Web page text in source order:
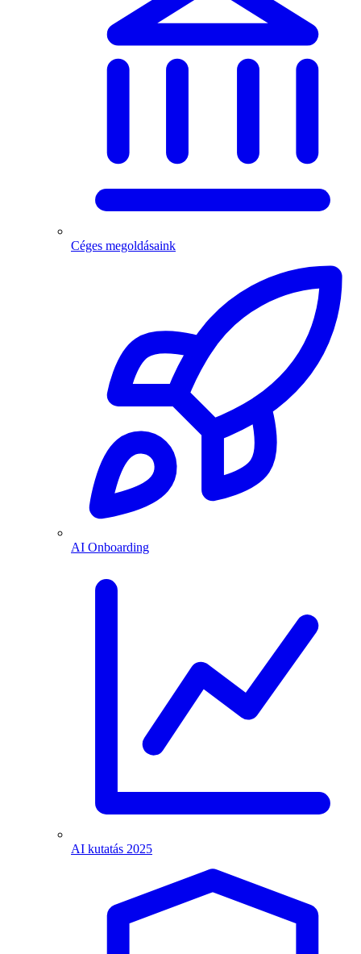
Céges megoldásaink
AI Onboarding
AI kutatás 2025